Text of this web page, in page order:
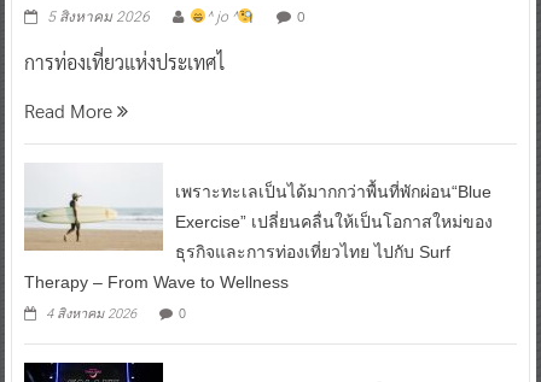
5 สิงหาคม 2026 ^ jo ^ 0
การท่องเที่ยวแห่งประเทศไ
Read More
เพราะทะเลเป็นได้มากกว่าพื้นที่พักผ่อน“Blue
Exercise” เปลี่ยนคลื่นให้เป็นโอกาสใหม่ของ
ธุรกิจและการท่องเที่ยวไทย ไปกับ Surf
Therapy – From Wave to Wellness
4 สิงหาคม 2026 0